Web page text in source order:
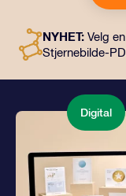
valg, samt
til
NYHET: Velg
Stjernebilde-
Digital